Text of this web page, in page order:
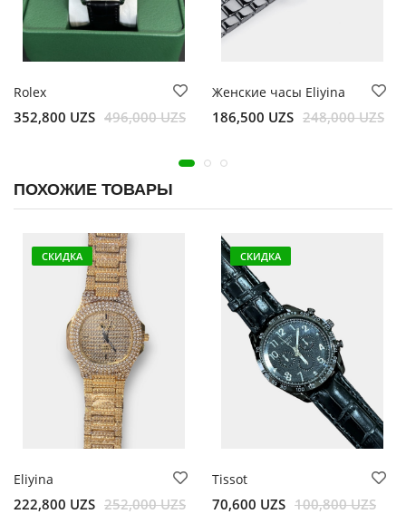
Rolex
352,800 UZS 496,000 UZS
Женские часы Eliyina
186,500 UZS 248,000 UZS
ПОХОЖИЕ ТОВАРЫ
СКИДКА
Eliyina
222,800 UZS 252,000 UZS
СКИДКА
Tissot
70,600 UZS 100,800 UZS